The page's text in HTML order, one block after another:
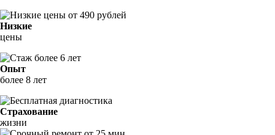
Низкие
цены
Опыт
более 8 лет
Страхование
жизни